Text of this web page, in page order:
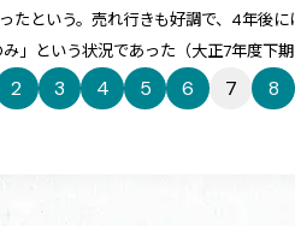
たという。売れ行きも好調で、4年後
」という状況であった（大正7年度下期
2 3 4 5 6 7 8